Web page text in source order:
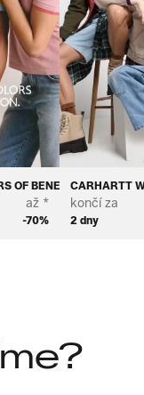
OF BENETTON
až *
-70%
CARHARTT
končí za
2 dny